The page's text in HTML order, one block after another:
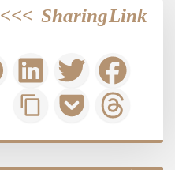
Sharing Link
>>>